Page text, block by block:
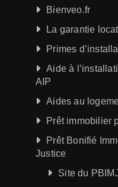
Bienveo.fr
La garantie
Primes
Aide à
AIP
Aides au
Prêt immobilier
Prêt Bonifié
Justice
Site du